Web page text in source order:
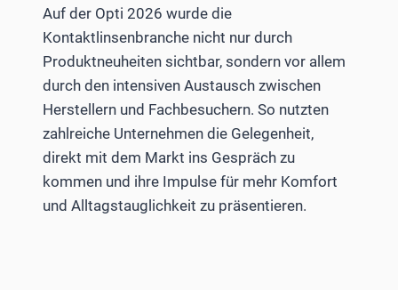
Auf der Opti 2026 wurde die
Kontaktlinsenbranche nicht nur durch
Produktneuheiten sichtbar, sondern vor allem
durch den intensiven Austausch zwischen
Herstellern und Fachbesuchern. So nutzten
zahlreiche Unternehmen die Gelegenheit,
direkt mit dem Markt ins Gespräch zu
kommen und ihre Impulse für mehr Komfort
und Alltagstauglichkeit zu präsentieren.